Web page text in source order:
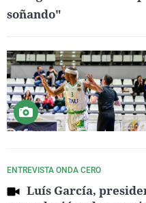
soñando"
ENTREVISTA ONDA CERO
Luís García,